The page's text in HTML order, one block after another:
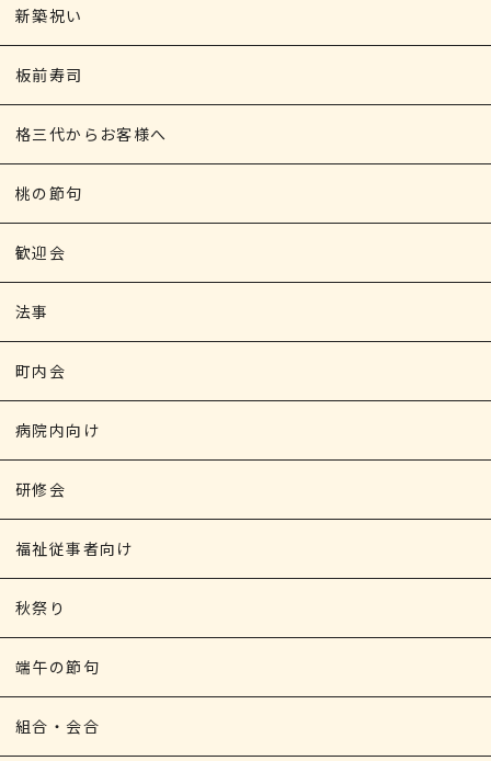
新築祝い
板前寿司
格三代からお客様へ
桃の節句
歓迎会
法事
町内会
病院内向け
研修会
福祉従事者向け
秋祭り
端午の節句
組合・会合